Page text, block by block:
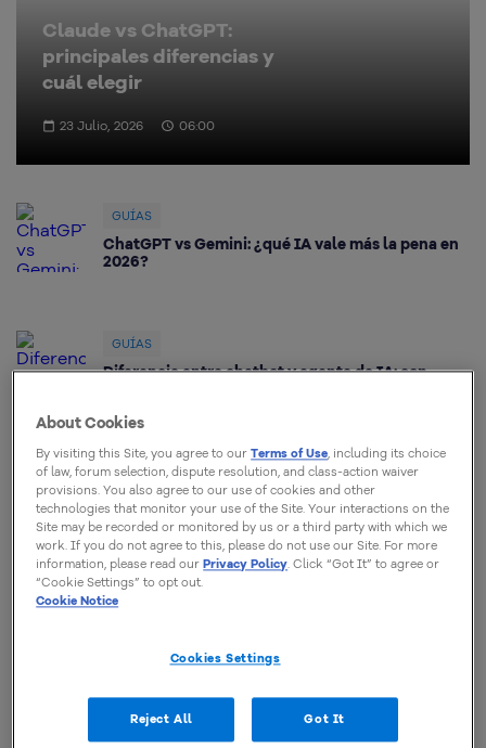
Claude vs ChatGPT:
principales diferencias y
cuál elegir
23 Julio, 2026 06:00
GUÍAS
ChatGPT vs Gemini: ¿qué IA vale más la pena en
2026?
GUÍAS
Diferencia entre chatbot y agente de IA: con
GUÍAS
VPS o servidor dedicado: ¿cuál es la diferencia y
cómo elegir en 2026?
GUÍAS
About Cookies
By visiting this Site, you agree to ourTerms of Use, including its choice
of law, forum selection, dispute resolution, and class-action waiver
provisions. You also agree to our use of cookies and other
technologies that monitor your use of the Site. Your interactions on the
Site may be recorded or monitored by us or a third party with which we
work. If you do not agree to this, please do not use our Site. For more
information, please read ourPrivacy Policy. Click “Got It” to agree or
“Cookie Settings” to opt out.
Cookie Notice
Cookies Settings
Reject All Got It